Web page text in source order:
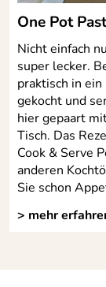
One Pot
Nicht einfach
super lecker.
praktisch in
gekocht und
hier gepaart
Tisch. Das
Cook & Serve
anderen
Sie schon
> mehr